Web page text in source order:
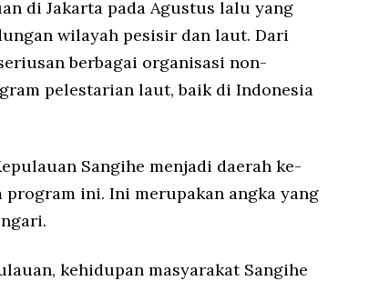
di Jakarta pada Agustus lalu yang
wilayah pesisir dan laut. Dari
berbagai organisasi non-
pelestarian laut, baik di Indonesia
Sangihe menjadi daerah ke-
ini. Ini merupakan angka yang
kehidupan masyarakat Sangihe